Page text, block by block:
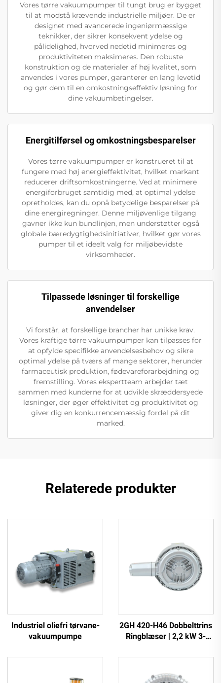
Vores tørre vakuumpumper til tungt brug er bygget
til at modstå krævende industrielle miljøer. De er
designet med avancerede ingeniørmæssige
teknikker, der sikrer konsekvent ydelse og
pålidelighed, hvorved nedetid minimeres og
produktiviteten maksimeres. Den robuste
konstruktion og de materialer af høj kvalitet, som
anvendes i vores pumper, garanterer en lang levetid
og gør dem til en omkostningseffektiv løsning for
dine vakuumbetingelser.
Energitilførsel og omkostningsbesparelser
Vores tørre vakuumpumper er konstrueret til at
fungere med høj energieffektivitet, hvilket markant
reducerer driftsomkostningerne. Ved at minimere
energiforbruget samtidig med, at optimal ydelse
opretholdes, kan du opnå betydelige besparelser på
dine energiregninger. Denne miljøvenlige tilgang
gavner ikke kun bundlinjen, men understøtter også
globale bæredygtighedsinitiativer, hvilket gør vores
pumper til et ideelt valg for miljøbevidste
virksomheder.
Tilpassede løsninger til forskellige
anvendelser
Vi forstår, at forskellige brancher har unikke krav.
Vores kraftige tørre vakuumpumper kan tilpasses for
at opfylde specifikke anvendelsesbehov og sikre
optimal ydelse på tværs af mange sektorer, herunder
farmaceutisk produktion, fødevareforarbejdning og
fremstilling. Vores ekspertteam arbejder tæt
sammen med kunderne for at udvikle skræddersyede
løsninger, der øger effektivitet og produktivitet og
giver dig en konkurrencemæssig fordel på dit
marked.
Relaterede produkter
Industriel oliefri tørvane-
vakuumpumpe
2GH 420-H46 Dobbelttrins
Ringblæser | 2,2 kW 3-